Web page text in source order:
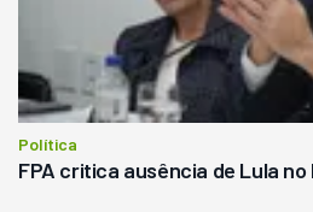
Política
FPA critica ausência de Lula